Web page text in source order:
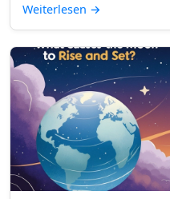
Weiterlesen →